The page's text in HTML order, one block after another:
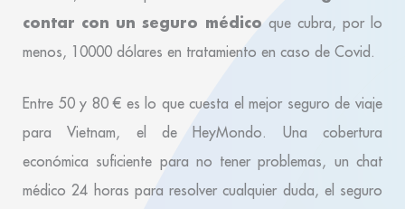
contar con un seguro médico que cubra, por lo
menos, 10000 dólares en tratamiento en caso de Covid.
Entre 50 y 80 € es lo que cuesta el mejor seguro de viaje
para Vietnam, el de HeyMondo. Una cobertura
económica suficiente para no tener problemas, un chat
médico 24 horas para resolver cualquier duda, el seguro